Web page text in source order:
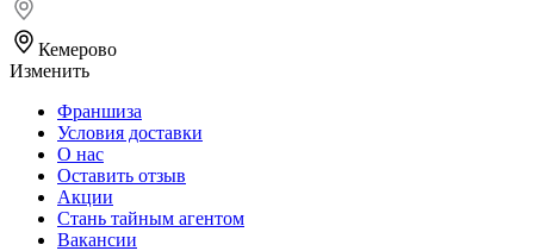
Кемерово
Изменить
Франшиза
Условия доставки
О нас
Оставить отзыв
Акции
Стань тайным агентом
Вакансии